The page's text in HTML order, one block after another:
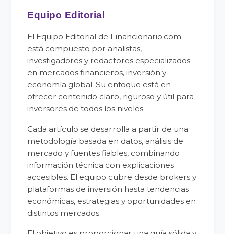
Equipo Editorial
El Equipo Editorial de Financionario.com
está compuesto por analistas,
investigadores y redactores especializados
en mercados financieros, inversión y
economía global. Su enfoque está en
ofrecer contenido claro, riguroso y útil para
inversores de todos los niveles.
Cada artículo se desarrolla a partir de una
metodología basada en datos, análisis de
mercado y fuentes fiables, combinando
información técnica con explicaciones
accesibles. El equipo cubre desde brokers y
plataformas de inversión hasta tendencias
económicas, estrategias y oportunidades en
distintos mercados.